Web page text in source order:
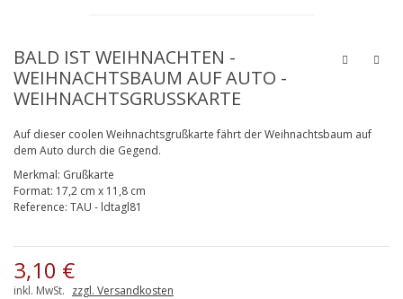
BALD IST WEIHNACHTEN -
WEIHNACHTSBAUM AUF AUTO -
WEIHNACHTSGRUSSKARTE
Auf dieser coolen Weihnachtsgrußkarte fährt der Weihnachtsbaum auf
dem Auto durch die Gegend.
Merkmal: Grußkarte
Format: 17,2 cm x 11,8 cm
Reference: TAU - ldtagl81
3,10 €
inkl. MwSt. zzgl. Versandkosten